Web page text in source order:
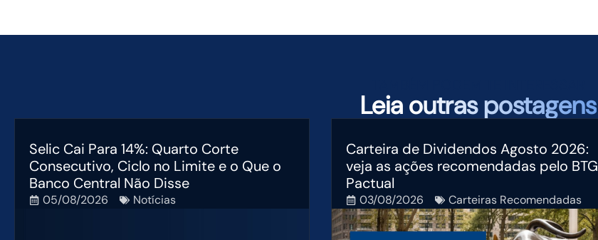
Leiaoutras postagens
Selic Cai Para 14%: Quarto Corte
Consecutivo, Ciclo no Limite e o Que o
Banco Central Não Disse
05/08/2026 Notícias
Carteira de Dividendos Agosto 2026:
veja as ações recomendadas pelo BTG
Pactual
03/08/2026 Carteiras Recomendadas